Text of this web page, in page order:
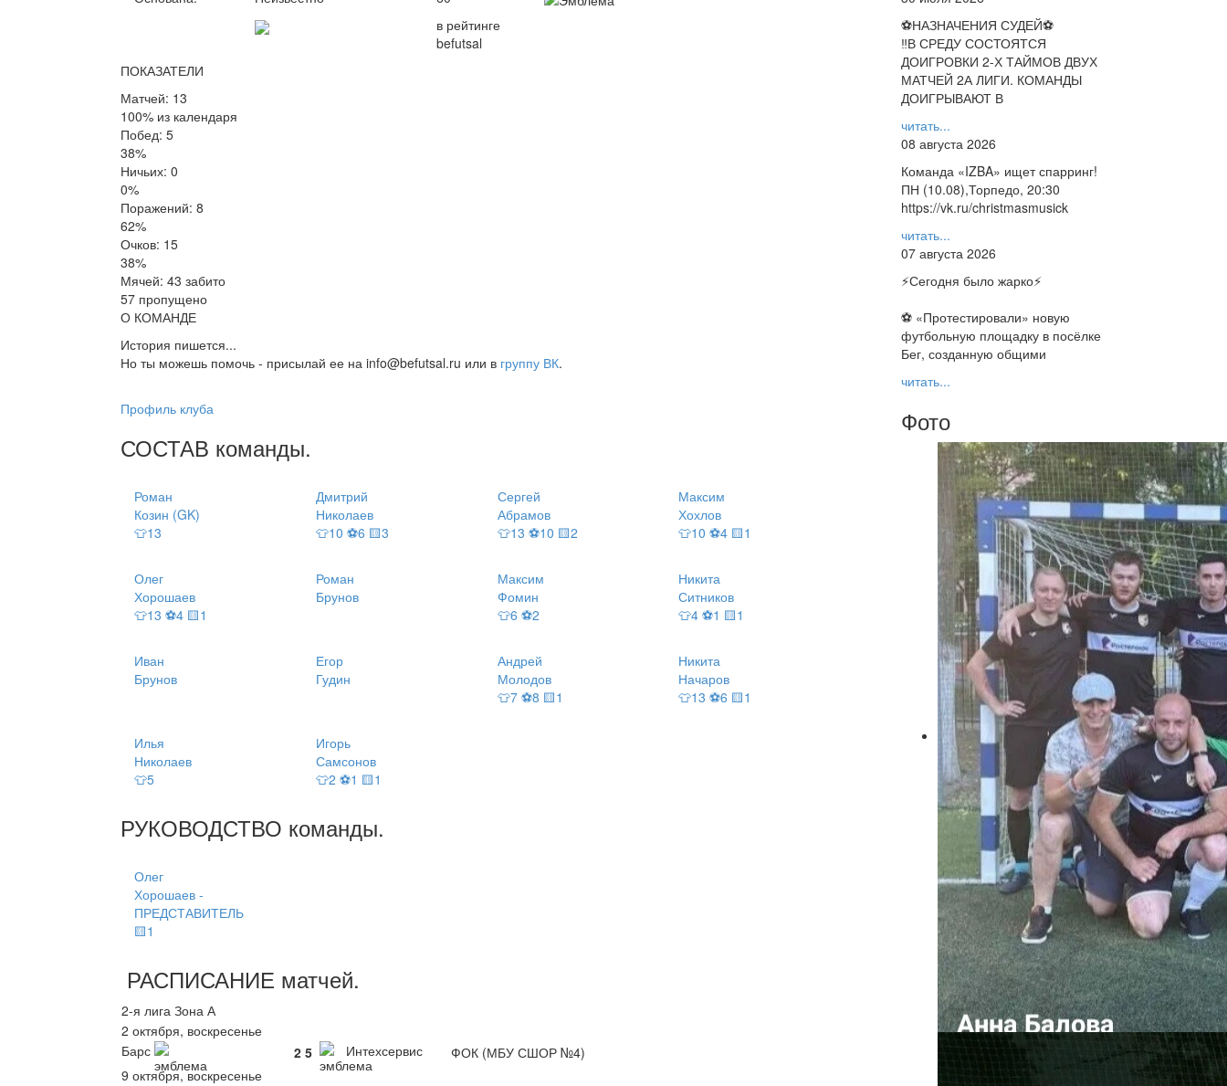
в рейтинге
befutsal
ПОКАЗАТЕЛИ
Матчей: 13
100% из календаря
Побед: 5
38%
Ничьих: 0
0%
Поражений: 8
62%
Очков: 15
38%
Мячей: 43 забито
57 пропущено
О КОМАНДЕ
История пишется...
Но ты можешь помочь - присылай ее на info@befutsal.ru или в группу ВК.
Профиль клуба
СОСТАВ команды.
Роман
Козин (GK)
👕13
Дмитрий
Николаев
👕10 ⚽6 🟨3
Сергей
Абрамов
👕13 ⚽10 🟨2
Максим
Хохлов
👕10 ⚽4 🟨1
Олег
Хорошаев
👕13 ⚽4 🟨1
Роман
Брунов
Максим
Фомин
👕6 ⚽2
Никита
Ситников
👕4 ⚽1 🟨1
Иван
Брунов
Егор
Гудин
Андрей
Молодов
👕7 ⚽8 🟨1
Никита
Начаров
👕13 ⚽6 🟨1
Илья
Николаев
👕5
Игорь
Самсонов
👕2 ⚽1 🟨1
РУКОВОДСТВО команды.
Олег
Хорошаев -
ПРЕДСТАВИТЕЛЬ
🟨1
РАСПИСАНИЕ матчей.
2-я лига Зона А
2 октября, воскресенье
Барс
2 5 Интехсервис
ФОК (МБУ СШОР №4)
9 октября, воскресенье
⚽НАЗНАЧЕНИЯ СУДЕЙ⚽
‼В СРЕДУ СОСТОЯТСЯ
ДОИГРОВКИ 2-Х ТАЙМОВ ДВУХ
МАТЧЕЙ 2А ЛИГИ. КОМАНДЫ
ДОИГРЫВАЮТ В
читать...
08 августа 2026
Команда «IZBA» ищет спарринг!
ПН (10.08),Торпедо, 20:30
https://vk.ru/christmasmusick
читать...
07 августа 2026
⚡️Сегодня было жарко⚡️
⚽ ️«Протестировали» новую
футбольную площадку в посёлке
Бег, созданную общими
читать...
Фото